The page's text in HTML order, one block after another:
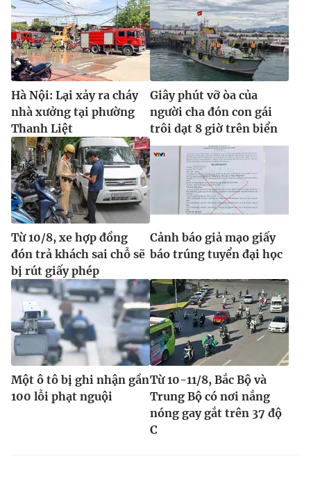
Hà Nội: Lại xảy ra cháy
nhà xưởng tại phường
Thanh Liệt
Giây phút vỡ òa của
người cha đón con gái
trôi dạt 8 giờ trên biển
Từ 10/8, xe hợp đồng
đón trả khách sai chỗ sẽ
bị rút giấy phép
Cảnh báo giả mạo giấy
báo trúng tuyển đại học
Một ô tô bị ghi nhận gần
100 lỗi phạt nguội
Từ 10-11/8, Bắc Bộ và
Trung Bộ có nơi nắng
nóng gay gắt trên 37 độ
C